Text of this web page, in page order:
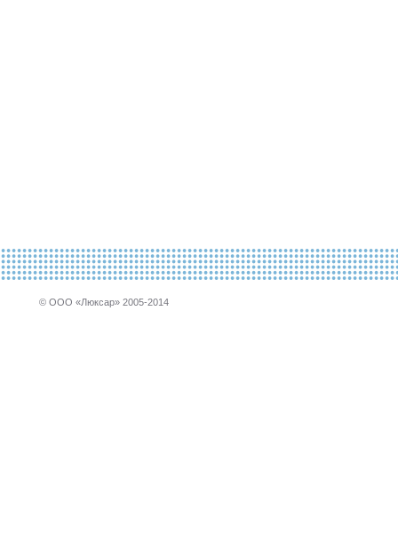
© ООО «Люксар» 2005-2014